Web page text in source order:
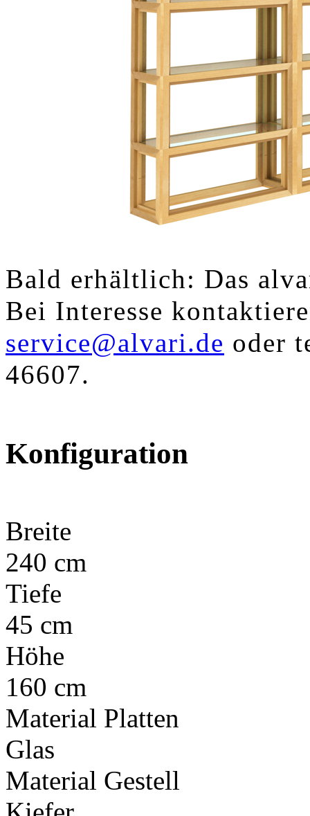
Bald erhältlich: Das
Bei Interesse
service@alvari.de oder
46607.
Konfiguration
Breite
240 cm
Tiefe
45 cm
Höhe
160 cm
Material Platten
Glas
Material Gestell